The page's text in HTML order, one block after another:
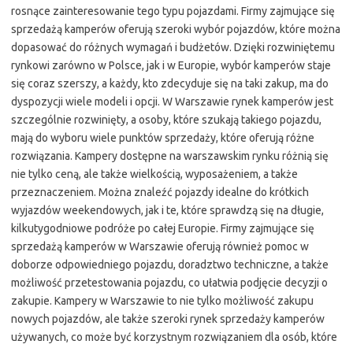
rosnące zainteresowanie tego typu pojazdami. Firmy zajmujące się
sprzedażą kamperów oferują szeroki wybór pojazdów, które można
dopasować do różnych wymagań i budżetów. Dzięki rozwiniętemu
rynkowi zarówno w Polsce, jak i w Europie, wybór kamperów staje
się coraz szerszy, a każdy, kto zdecyduje się na taki zakup, ma do
dyspozycji wiele modeli i opcji. W Warszawie rynek kamperów jest
szczególnie rozwinięty, a osoby, które szukają takiego pojazdu,
mają do wyboru wiele punktów sprzedaży, które oferują różne
rozwiązania. Kampery dostępne na warszawskim rynku różnią się
nie tylko ceną, ale także wielkością, wyposażeniem, a także
przeznaczeniem. Można znaleźć pojazdy idealne do krótkich
wyjazdów weekendowych, jak i te, które sprawdzą się na długie,
kilkutygodniowe podróże po całej Europie. Firmy zajmujące się
sprzedażą kamperów w Warszawie oferują również pomoc w
doborze odpowiedniego pojazdu, doradztwo techniczne, a także
możliwość przetestowania pojazdu, co ułatwia podjęcie decyzji o
zakupie. Kampery w Warszawie to nie tylko możliwość zakupu
nowych pojazdów, ale także szeroki rynek sprzedaży kamperów
używanych, co może być korzystnym rozwiązaniem dla osób, które